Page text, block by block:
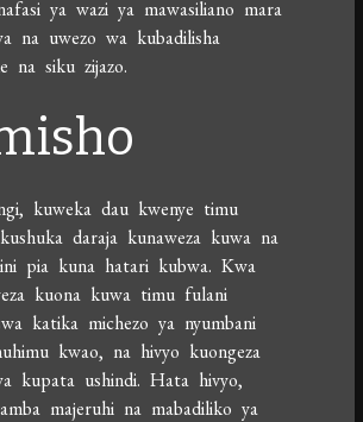
ya wazi ya mawasiliano mara
na uwezo wa kubadilisha
na siku zijazo.
kuweka dau kwenye timu
daraja kunaweza kuwa na
pia kuna hatari kubwa. Kwa
kuona kuwa timu fulani
katika michezo ya nyumbani
kwao, na hivyo kuongeza
kupata ushindi. Hata hivyo,
majeruhi na mabadiliko ya